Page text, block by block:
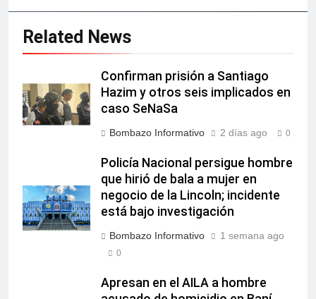
Related News
Confirman prisión a Santiago
Hazim y otros seis implicados en
caso SeNaSa
Bombazo Informativo 2 días ago 0
Policía Nacional persigue hombre
que hirió de bala a mujer en
negocio de la Lincoln; incidente
está bajo investigación
Bombazo Informativo 1 semana ago
0
Apresan en el AILA a hombre